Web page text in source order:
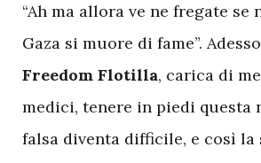
“Ah ma allora ve ne fregate
Gaza si muore di fame”.
Freedom Flotilla, carica di
medici, tenere in piedi questa
falsa diventa difficile, e così la